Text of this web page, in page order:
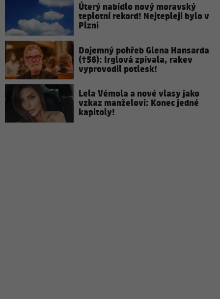
Úterý nabídlo nový moravský
teplotní rekord! Nejtepleji bylo v
Plzni
Dojemný pohřeb Glena Hansarda
(†56): Irglová zpívala, rakev
vyprovodil potlesk!
Lela Vémola a nové vlasy jako
vzkaz manželovi: Konec jedné
kapitoly!